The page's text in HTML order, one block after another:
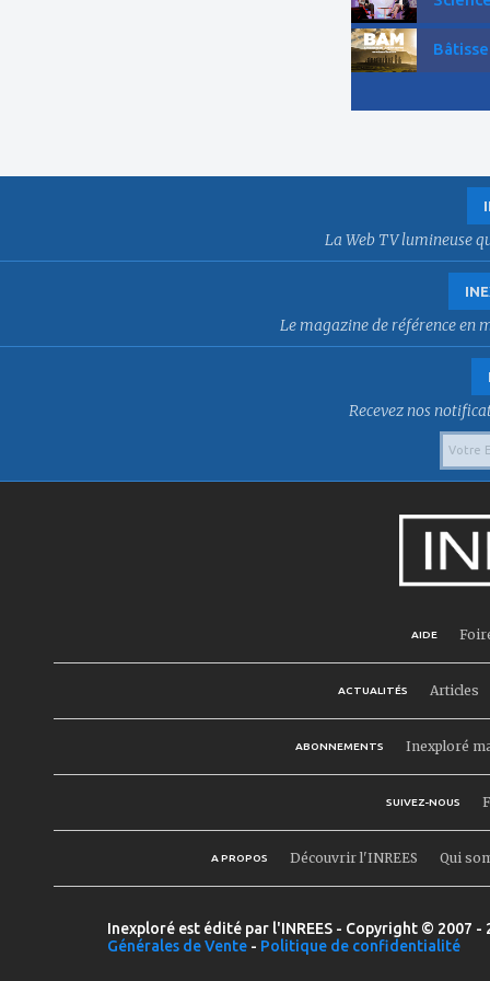
La Web TV lumineuse
Le magazine de référence en
Recevez nos
AIDE
ACTUALITÉS Articles
ABONNEMENTS Inexploré
SUIVEZ-NOUS
A PROPOS Découvrir l'INREES Qui
Inexploré est édité par l'INREES - Copyright © 2007
Générales de Vente - Politique de confidentialité